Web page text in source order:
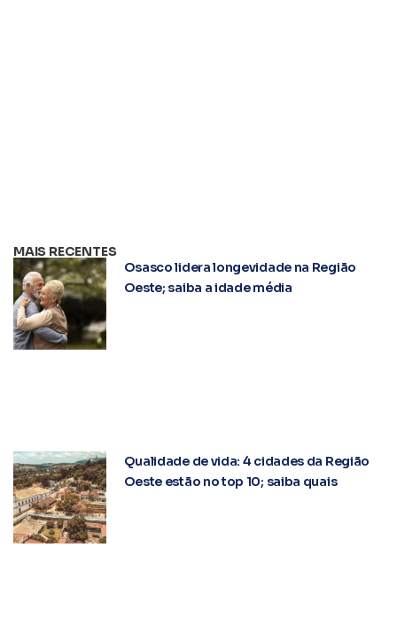
MAIS RECENTES
Osasco lidera longevidade na Região
Oeste; saiba a idade média
Qualidade de vida: 4 cidades da Região
Oeste estão no top 10; saiba quais